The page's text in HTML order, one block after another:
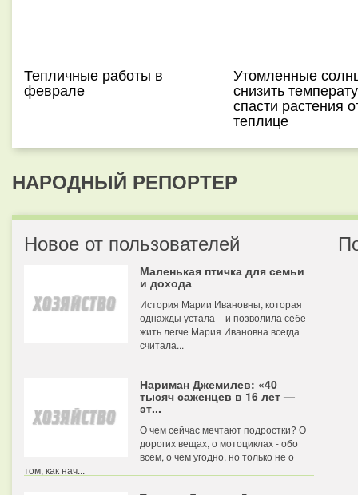
Тепличные работы в
феврале
Утомленные
снизить
спасти растения
теплице
НАРОДНЫЙ РЕПОРТЕР
Новое от пользователей
Маленькая птичка для семьи
и дохода
История Марии Ивановны, которая
однажды устала – и позволила себе
жить легче Мария Ивановна всегда
считала...
Нариман Джемилев: «40
тысяч саженцев в 16 лет —
эт...
О чем сейчас мечтают подростки? О
дорогих вещах, о мотоциклах - обо
всем, о чем угодно, но только не о
том, как нач...